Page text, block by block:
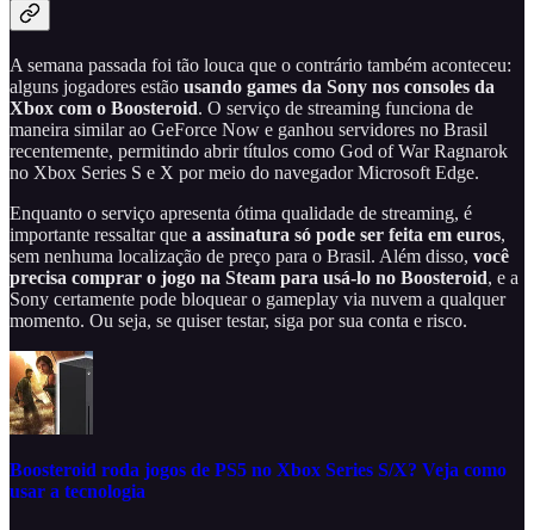
A semana passada foi tão louca que o contrário também aconteceu:
alguns jogadores estão usando games da Sony nos consoles da
Xbox com o Boosteroid. O serviço de streaming funciona de
maneira similar ao GeForce Now e ganhou servidores no Brasil
recentemente, permitindo abrir títulos como God of War Ragnarok
no Xbox Series S e X por meio do navegador Microsoft Edge.
Enquanto o serviço apresenta ótima qualidade de streaming, é
importante ressaltar que a assinatura só pode ser feita em euros,
sem nenhuma localização de preço para o Brasil. Além disso, você
precisa comprar o jogo na Steam para usá-lo no Boosteroid, e a
Sony certamente pode bloquear o gameplay via nuvem a qualquer
momento. Ou seja, se quiser testar, siga por sua conta e risco.
Boosteroid roda jogos de PS5 no Xbox Series S/X? Veja como
usar a tecnologia